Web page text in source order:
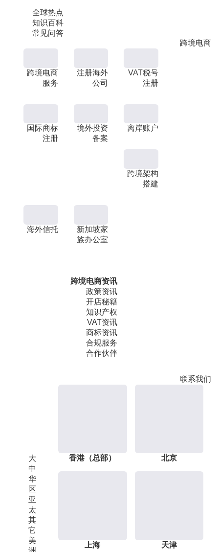
全球热点
知识百科
常见问答
跨境电商
跨境电商
服务
注册海外
公司
VAT税号
注册
国际商标
注册
境外投资
备案
离岸账户
跨境架构
搭建
海外信托
新加坡家
族办公室
跨境电商资讯
政策资讯
开店秘籍
知识产权
VAT资讯
商标资讯
合规服务
合作伙伴
联系我们
大
中
华
区
亚
太
其
它
美
香港（总部） 北京
上海 天津